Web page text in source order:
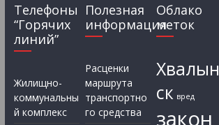
Телефоны
“Горячих
линий”
Жилищно-
коммунальны
й комплекс
Полезная
информация
Расценки
маршрута
транспортно
го средства
Облако
меток
Хвалын
ск вред
закон